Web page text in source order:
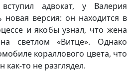
адвокат, у Валерия
версия: он находится в
и якобы узнал, что жена
светлом «Витце». Однако
кораллового цвета, что
как-то не разглядел.